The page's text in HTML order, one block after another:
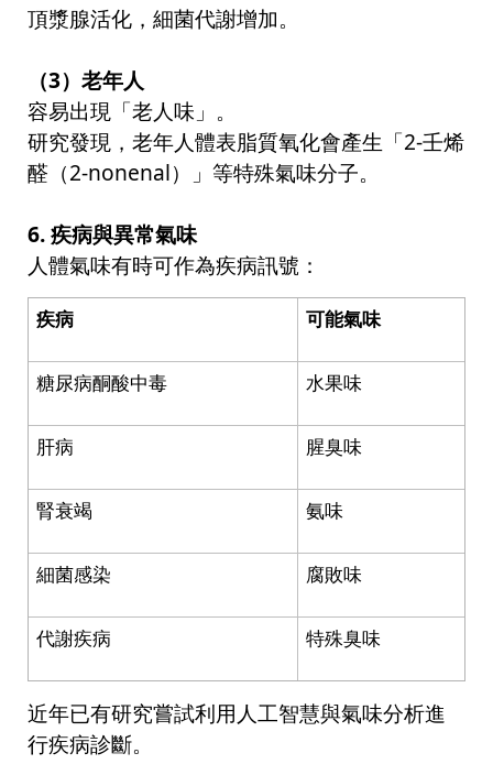
頂漿腺活化，細菌代謝增加。
（3）老年人
容易出現「老人味」。
研究發現，老年人體表脂質氧化會產生「2-壬烯
醛（2-nonenal）」等特殊氣味分子。
6.疾病與異常氣味
人體氣味有時可作為疾病訊號：
疾病 可能氣味
糖尿病酮酸中毒 水果味
肝病 腥臭味
腎衰竭 氨味
細菌感染 腐敗味
代謝疾病 特殊臭味
近年已有研究嘗試利用人工智慧與氣味分析進
行疾病診斷。